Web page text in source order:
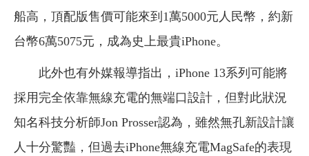
船高，頂配版售價可能來到1萬5000元人民幣，約新
台幣6萬5075元，成為史上最貴iPhone。
此外也有外媒報導指出，iPhone 13系列可能將
採用完全依靠無線充電的無端口設計，但對此狀況
知名科技分析師Jon Prosser認為，雖然無孔新設計讓
人十分驚豔，但過去iPhone無線充電MagSafe的表現